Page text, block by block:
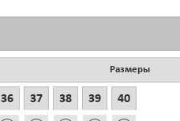
Размеры
36 37 38 39 40